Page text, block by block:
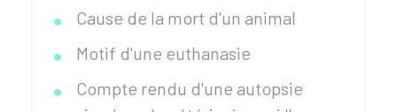
Cause de la mort d'un animal
Motif d'une euthanasie
Compte rendu d'une autopsie